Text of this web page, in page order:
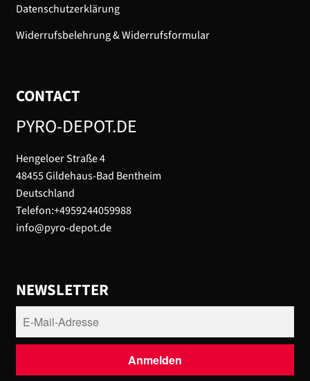
Datenschutzerklärung
Widerrufsbelehrung & Widerrufsformular
CONTACT
PYRO-DEPOT.DE
Hengeloer Straße 4
48455 Gildehaus-Bad Bentheim
Deutschland
Telefon:+4959244059988
info@pyro-depot.de
NEWSLETTER